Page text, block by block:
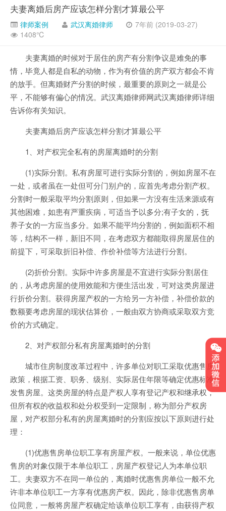
夫妻离婚后房产应该怎样分割才算最公平
律师案例 武汉离婚律师
7年前 (2019-03-27)
1408℃
夫妻离婚的时候对于居住的房产有分割争议是难免的事
情，毕竟人都是自私的动物，作为有价值的房产双方都会不肯
的放手。但离婚财产分割的时候，最重要的原则之一就是公
平，不能够有偏心的情况。武汉离婚律师网武汉离婚律师详细
告诉你有关知识。
夫妻离婚后房产应该怎样分割才算最公平
1、对产权完全私有的房屋离婚时的分割
(1)实际分割。私有房屋可进行实际分割的，例如房屋不在
一处，或者虽在一处但可分门别户的，应首先考虑分割产权。
分割时一般采取平均分割原则，但如果一方没有生活来源或有
其他困难，如患有严重疾病，可适当予以多分;有子女的，抚
养子女的一方应当多分。如果不能平均分割的，例如面积不相
等，结构不一样，新旧不同，在考虑双方都能取得房屋居住的
前提下，可采取折旧补偿、作价补偿等方法进行分割。
(2)折价分割。实际中许多房屋是不宜进行实际分割居住
的，从考虑房屋的使用效能和方便生活出发，可对这类房屋进
行折价分割。获得房屋产权的一方给另一方补偿，补偿价款的
数额要考虑房屋的现状估算价，一般由双方协商或采取双方竞
价的方式确定。
2、对产权部分私有房屋离婚时的分割
城市住房制度改革过程中，许多单位对职工采取优惠售房
政策，根据工资、职务、级别、实际居住年限等确定优惠标准
发售房屋。这类房屋的特点是产权人享有登记产权和继承权，
但所有权的收益权和处分权受到一定限制，称为部分产权房
屋，对产权部分私有的房屋离婚时的分割应按以下原则进行处
理：
(1)优惠售房单位职工享有房屋产权。一般来说，单位优惠
售房的对象仅限于本单位职工，房屋产权登记人为本单位职
工。夫妻双方不在同一单位的，离婚时优惠售房单位一般不允
许非本单位职工一方享有优惠房产权。因此，除非优惠售房单
位同意，一般将房屋产权确定给该单位职工享有，由获得产权